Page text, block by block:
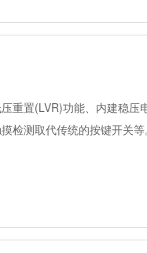
重置(LVR)功能、内建稳压
检测取代传统的按键开关